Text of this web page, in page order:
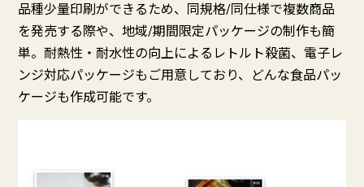
品種少量印刷ができるため、同規格/同仕様で複数商品
を発売する際や、地域/期間限定パッケージの制作も簡
単。耐熱性・耐水性の向上によるレトルト殺菌、電子レ
ンジ対応パッケージもご用意しており、どんな食品パッ
ケージも作成可能です。